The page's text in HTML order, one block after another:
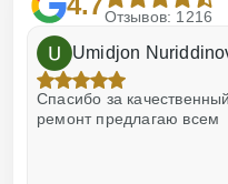
Отзывов: 1216
Umidjon
Спасибо за качественный
ремонт предлагаю всем